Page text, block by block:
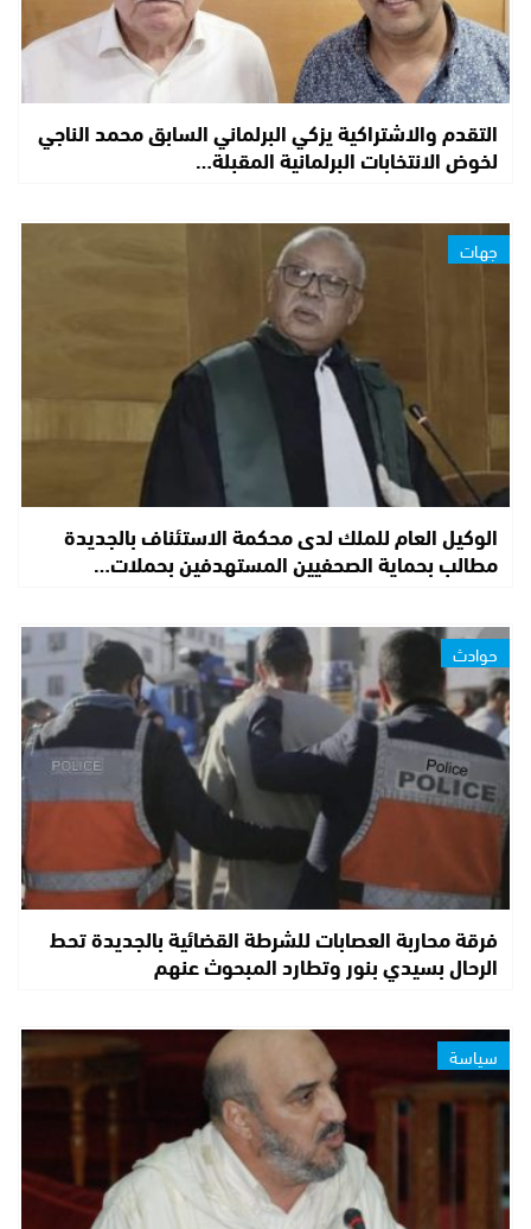
التقدم والاشتراكية يزكي البرلماني السابق محمد الناجي
لخوض الانتخابات البرلمانية المقبلة…
جهات
الوكيل العام للملك لدى محكمة الاستئناف بالجديدة
مطالب بحماية الصحفيين المستهدفين بحملات…
حوادث
فرقة محاربة العصابات للشرطة القضائية بالجديدة تحط
الرحال بسيدي بنور وتطارد المبحوث عنهم
سياسة